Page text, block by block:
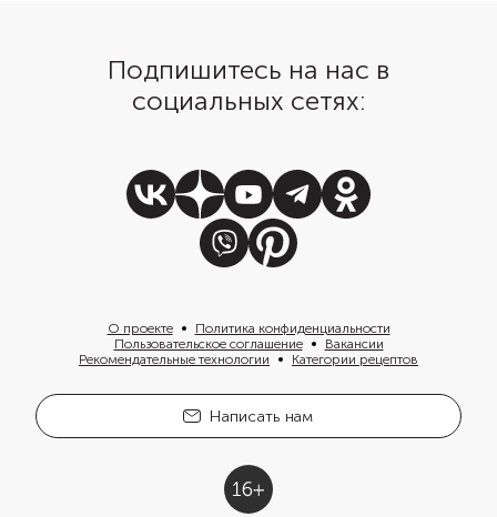
Подпишитесь на нас в
социальных сетях:
О проекте
Политика конфиденциальности
Пользовательское соглашение
Вакансии
Рекомендательные технологии
Категории рецептов
Написать нам